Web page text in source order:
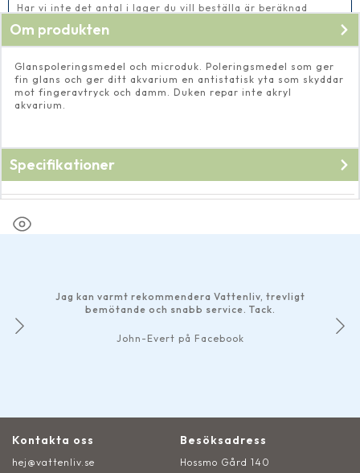
Har vi inte det antal i lager du vill beställa är beräknad
Om produkten
Glanspoleringsmedel och microduk. Poleringsmedel som ger
fin glans och ger ditt akvarium en antistatisk yta som skyddar
mot fingeravtryck och damm. Duken repar inte akryl
akvarium.
Specifikationer
Jag kan varmt rekommendera Vattenliv, trevligt
bemötande och snabb service. Tack.
John-Evert på Facebook
Kontakta oss
hej@vattenliv.se
Besöksadress
Hossmo Gård 140